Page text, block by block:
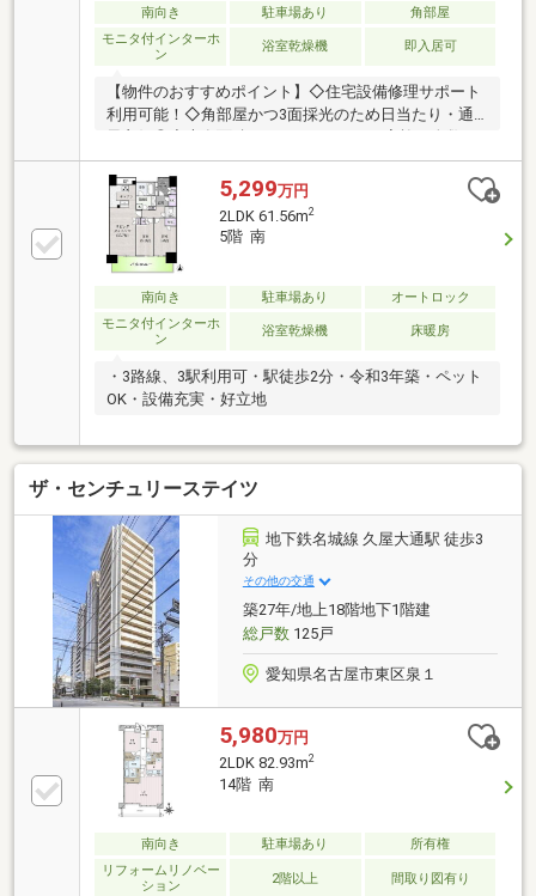
南向き 駐車場あり
角部屋
モニタ付インターホ
ン
浴室乾燥機 即入居可
【物件のおすすめポイント】◇住宅設備修理サポート
利用可能！◇角部屋かつ3面採光のため日当たり・通
風良好◎◇専有面積80.90㎡の3LDK。ご家族の人数や
ライフスタイルに合わせて使用可能◎◇各居室には収
納がついており、主寝室はウォークインクローゼット
付き♪玄関にはシューズインクローゼット付き！【周
辺のおすすめポイント】◇地下鉄桜通線「高岳」駅：
徒歩2分◇地下桜通線・名城線「久屋大通」駅：徒歩6
分◇ローソン東区高岳店：徒歩2分◇ナゴヤキッチュ
エビオ：徒歩10分◇名古屋市立富士中学校：徒歩4分
ご案内は随時受付中です！
5,299万円
2LDK 61.56m2
5階 南
南向き 駐車場あり
オートロック
モニタ付インターホ
ン
浴室乾燥機 床暖房
・3路線、3駅利用可・駅徒歩2分・令和3年築・ペット
OK・設備充実・好立地
ザ・センチュリーステイツ
地下鉄名城線 久屋大通駅 徒歩3
分
その他の交通
築27年/地上18階地下1階建
総戸数125戸
愛知県名古屋市東区泉１
5,980万円
2LDK 82.93m2
14階 南
南向き 駐車場あり
所有権
リフォームリノベー
ション
2階以上 間取り図有り